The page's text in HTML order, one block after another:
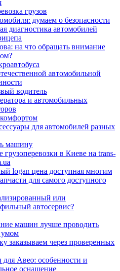
грузов
думаем о безопасности
диагностика автомобилей
на что обращать внимание
автомобильной
водитель
и автомобильных
для автомобилей разных
машину
грузоперевозки в Киеве на trans-
logan цена доступная многим
для самого доступного
или
автосервис?
машин лучше проводить
умом
заказываем через проверенных
Авео: особенности и
оснащение